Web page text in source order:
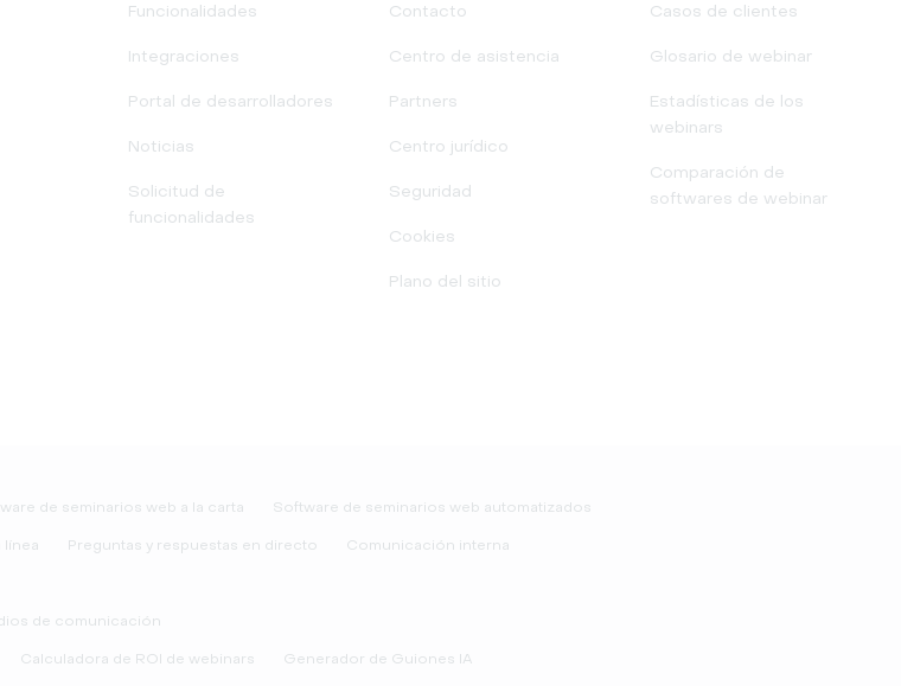
Funcionalidades
Integraciones
Portal de desarrolladores
Noticias
Solicitud de
funcionalidades
Contacto
Centro de asistencia
Partners
Centro jurídico
Seguridad
Cookies
Plano del sitio
Casos de clientes
Glosario de webinar
Estadísticas de los
webinars
Comparación de
softwares de webinar
de seminarios web a la carta Software de seminarios web automatizados
línea Preguntas y respuestas en directo Comunicación interna
de comunicación
Calculadora de ROI de webinars Generador de Guiones IA